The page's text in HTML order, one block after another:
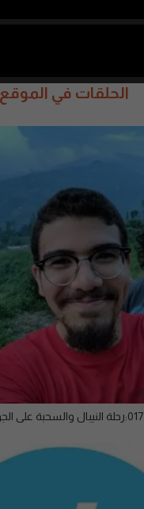
الحلقات في الموقع
017:رحلة النيبال والسحبة على الجوّال